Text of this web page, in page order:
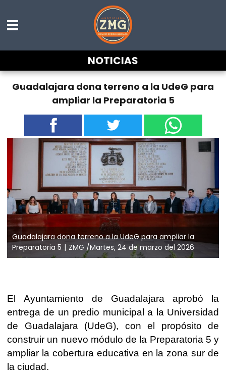
NOTICIAS
Guadalajara dona terreno a la UdeG para
ampliar la Preparatoria 5
Guadalajara dona terreno a la UdeG para ampliar la
Preparatoria 5
ZMG /Martes, 24 de marzo del 2026
El Ayuntamiento de Guadalajara aprobó la
entrega de un predio municipal a la Universidad
de Guadalajara (UdeG), con el propósito de
construir un nuevo módulo de la Preparatoria 5 y
ampliar la cobertura educativa en la zona sur de
la ciudad.